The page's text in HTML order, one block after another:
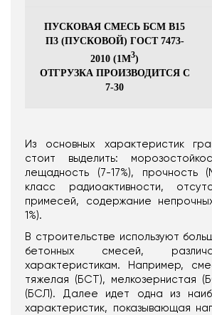
ПУСКОВАЯ СМЕСЬ БСМ В15
П3 (ПУСКОВОЙ) ГОСТ 7473-
2010 (1М3)
ОТГРУЗКА ПРОИЗВОДИТСЯ С
7-30
Из основных характеристик
стоит выделить:
лещадность (7-17%), прочность
класс радиоактивности,
примесей, содержание
1%).
В строительстве используют
бетонных смесей,
характеристикам. Например,
тяжелая (БСТ), мелкозернистая
(БСЛ). Далее идет одна из
характеристик, показывающая